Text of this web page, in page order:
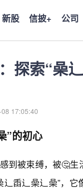
新股 信披+ 公司
探索“喿
17:05:40
”的初心
到被束缚，被🤔
臿辶喿辶喿”，